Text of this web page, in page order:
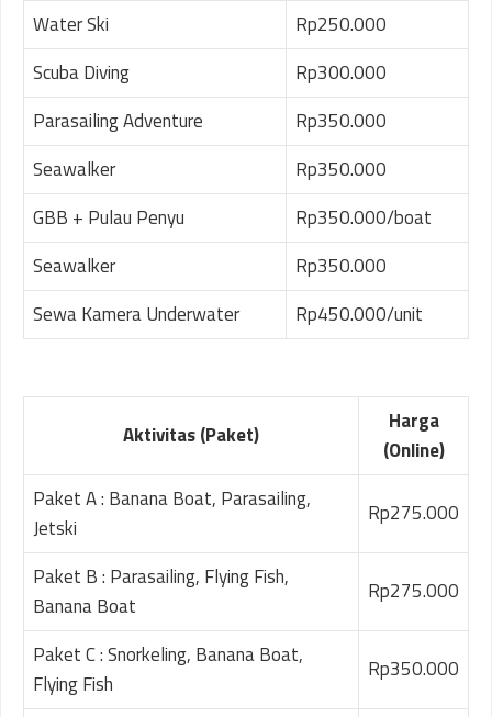
Water Ski
Rp250.000
Scuba Diving
Rp300.000
Parasailing Adventure
Rp350.000
Seawalker
Rp350.000
GBB + Pulau Penyu
Rp350.000/boat
Seawalker
Rp350.000
Sewa Kamera Underwater
Rp450.000/unit
Aktivitas (Paket)
Harga
(Online)
Paket A : Banana Boat, Parasailing,
Jetski
Rp275.000
Paket B : Parasailing, Flying Fish,
Banana Boat
Rp275.000
Paket C : Snorkeling, Banana Boat,
Flying Fish
Rp350.000